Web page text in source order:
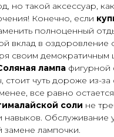
но такой аксессуар, как
Конечно, если
полноценный
вклад в оздоровление
своим
лампа фигурной
чуть дороже из-
все равно
соли не
навыков. Обслуживание
лампочки.